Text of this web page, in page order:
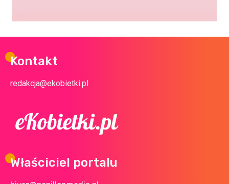
Kontakt
redakcja@ekobietki.pl
Właściciel portalu